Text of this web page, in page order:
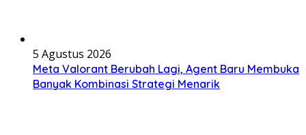
5 Agustus 2026
Meta Valorant Berubah Lagi, Agent Baru Membuka
Banyak Kombinasi Strategi Menarik